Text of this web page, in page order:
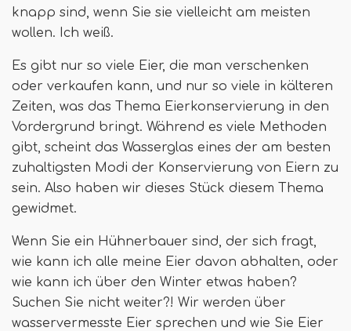
knapp sind, wenn Sie sie vielleicht am meisten
wollen. Ich weiß.
Es gibt nur so viele Eier, die man verschenken
oder verkaufen kann, und nur so viele in kälteren
Zeiten, was das Thema Eierkonservierung in den
Vordergrund bringt. Während es viele Methoden
gibt, scheint das Wasserglas eines der am besten
zuhaltigsten Modi der Konservierung von Eiern zu
sein. Also haben wir dieses Stück diesem Thema
gewidmet.
Wenn Sie ein Hühnerbauer sind, der sich fragt,
wie kann ich alle meine Eier davon abhalten, oder
wie kann ich über den Winter etwas haben?
Suchen Sie nicht weiter?! Wir werden über
wasservermesste Eier sprechen und wie Sie Eier